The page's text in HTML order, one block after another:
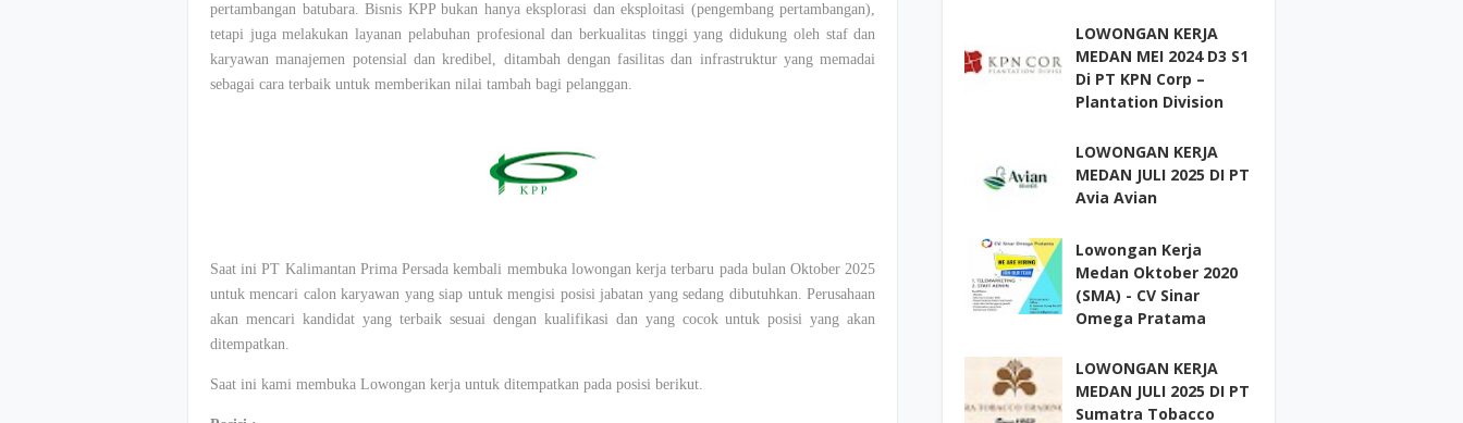
pertambangan batubara. Bisnis KPP bukan hanya eksplorasi dan eksploitasi (pengembang pertambangan),
tetapi juga melakukan layanan pelabuhan profesional dan berkualitas tinggi yang didukung oleh staf dan
karyawan manajemen potensial dan kredibel, ditambah dengan fasilitas dan infrastruktur yang memadai
sebagai cara terbaik untuk memberikan nilai tambah bagi pelanggan.
Saat ini PT Kalimantan Prima Persada kembali membuka lowongan kerja terbaru pada bulan Oktober 2025
untuk mencari calon karyawan yang siap untuk mengisi posisi jabatan yang sedang dibutuhkan. Perusahaan
akan mencari kandidat yang terbaik sesuai dengan kualifikasi dan yang cocok untuk posisi yang akan
ditempatkan.
Saat ini kami membuka Lowongan kerja untuk ditempatkan pada posisi berikut.
LOWONGAN KERJA
MEDAN MEI 2024 D3 S1
Di PT KPN Corp –
Plantation Division
LOWONGAN KERJA
MEDAN JULI 2025 DI PT
Avia Avian
Lowongan Kerja
Medan Oktober 2020
(SMA) - CV Sinar
Omega Pratama
LOWONGAN KERJA
MEDAN JULI 2025 DI PT
Sumatra Tobacco